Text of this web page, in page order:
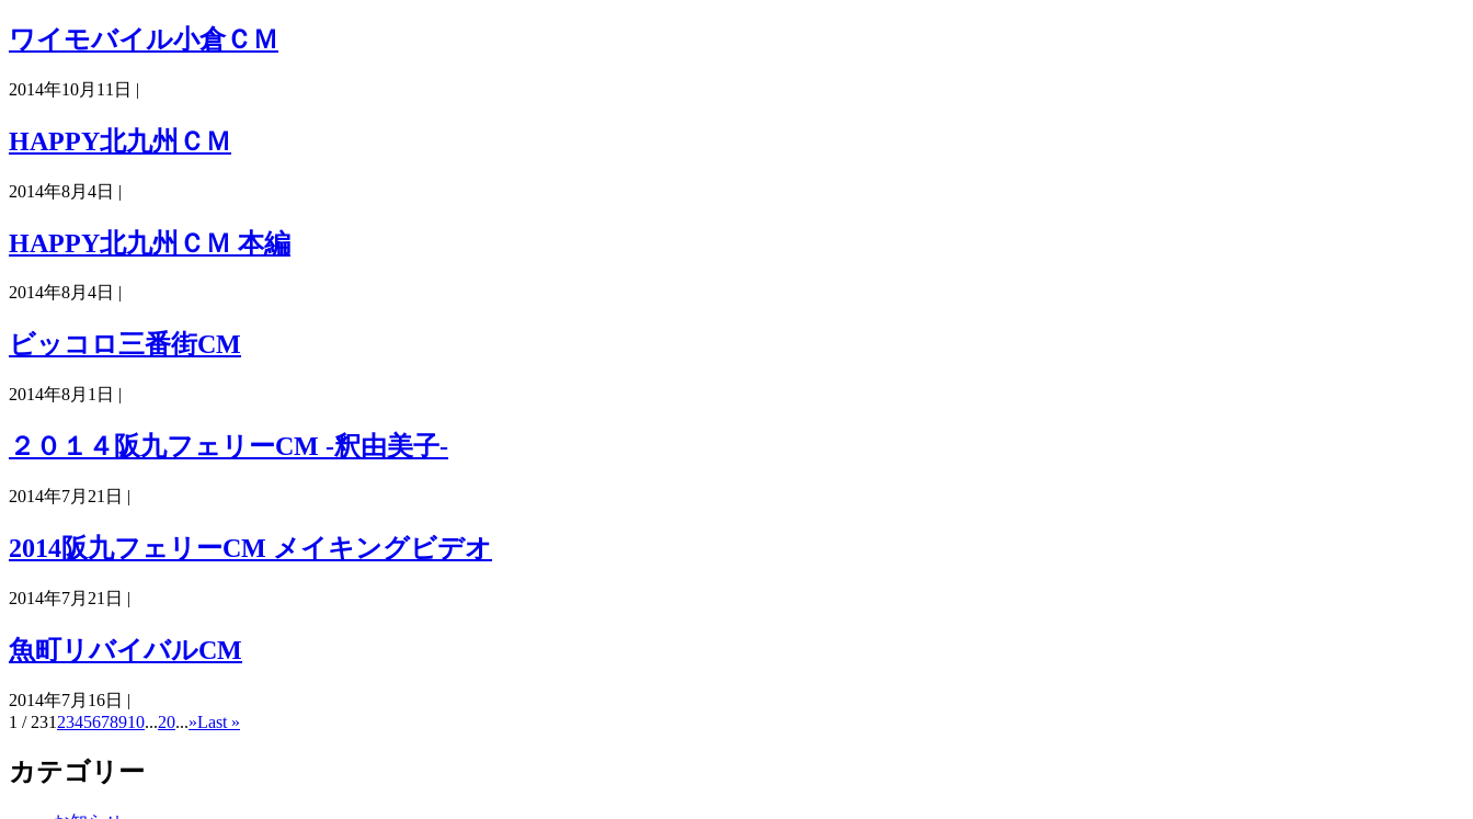
ワイモバイル小倉ＣＭ
2014年10月11日 |
HAPPY北九州ＣＭ
2014年8月4日 |
HAPPY北九州ＣＭ 本編
2014年8月4日 |
ビッコロ三番街CM
2014年8月1日 |
２０１４阪九フェリーCM -釈由美子-
2014年7月21日 |
2014阪九フェリーCM メイキングビデオ
2014年7月21日 |
魚町リバイバルCM
2014年7月16日 |
1 / 231 2345678910...20...»Last »
カテゴリー